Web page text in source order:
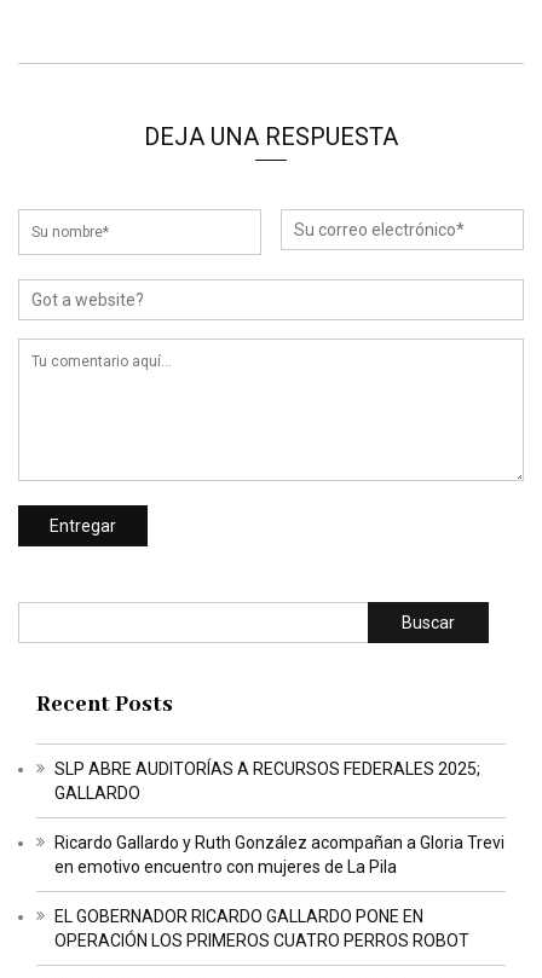
DEJA UNA RESPUESTA
Buscar
Recent Posts
SLP ABRE AUDITORÍAS A RECURSOS FEDERALES 2025;
GALLARDO
Ricardo Gallardo y Ruth González acompañan a Gloria Trevi
en emotivo encuentro con mujeres de La Pila
EL GOBERNADOR RICARDO GALLARDO PONE EN
OPERACIÓN LOS PRIMEROS CUATRO PERROS ROBOT